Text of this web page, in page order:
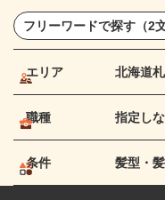
エリア 北海道
職種 指定し
条件 髪型・